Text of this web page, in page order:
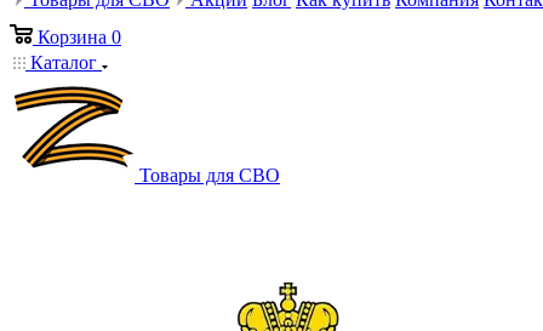
Корзина 0
Каталог
Товары для СВО